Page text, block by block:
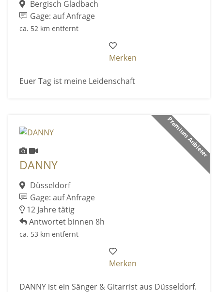
Bergisch Gladbach
Gage: auf Anfrage
ca. 52 km entfernt
Merken
Euer Tag ist meine Leidenschaft
Premium Anbieter
DANNY
Düsseldorf
Gage: auf Anfrage
12 Jahre tätig
Antwortet binnen 8h
ca. 53 km entfernt
Merken
DANNY ist ein Sänger & Gitarrist aus Düsseldorf.